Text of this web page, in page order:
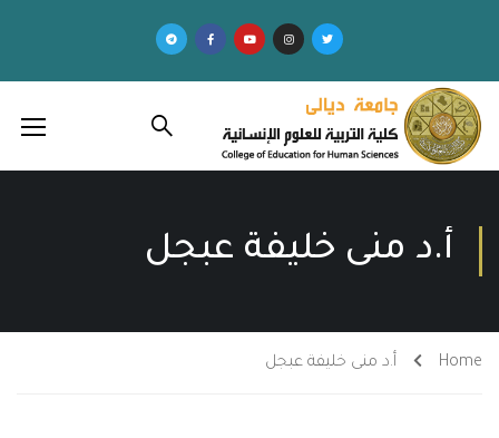
أ.د منى خليفة عبجل
Home أ.د منى خليفة عبجل